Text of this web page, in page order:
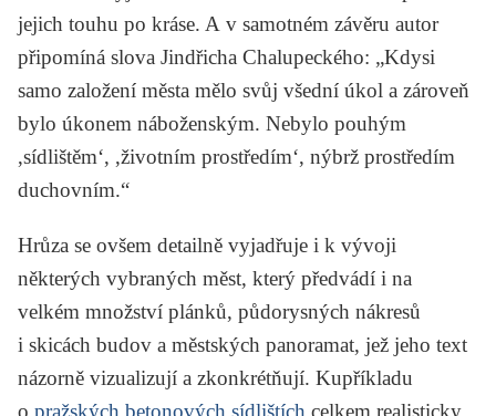
jejich touhu po kráse. A v samotném závěru autor
připomíná slova Jindřicha Chalupeckého: „Kdysi
samo založení města mělo svůj všední úkol a zároveň
bylo úkonem náboženským. Nebylo pouhým
,sídlištěm‘, ,životním prostředím‘, nýbrž prostředím
duchovním.“
Hrůza se ovšem detailně vyjadřuje i k vývoji
některých vybraných měst, který předvádí i na
velkém množství plánků, půdorysných nákresů
i skicách budov a městských panoramat, jež jeho text
názorně vizualizují a zkonkrétňují. Kupříkladu
o pražských betonových sídlištích celkem realisticky